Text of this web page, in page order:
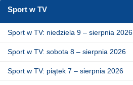
Sport w TV
Sport w TV: niedziela 9 – sierpnia 2026
Sport w TV: sobota 8 – sierpnia 2026
Sport w TV: piątek 7 – sierpnia 2026